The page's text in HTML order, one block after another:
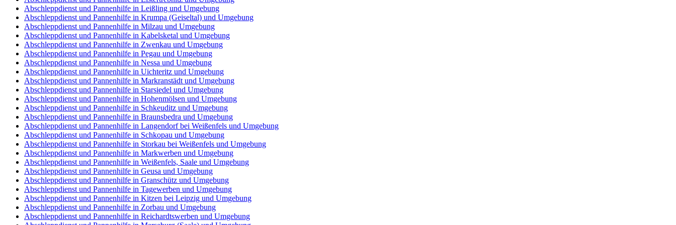
Abschleppdienst und Pannenhilfe in Leißling und Umgebung
Abschleppdienst und Pannenhilfe in Krumpa (Geiseltal) und Umgebung
Abschleppdienst und Pannenhilfe in Milzau und Umgebung
Abschleppdienst und Pannenhilfe in Kabelsketal und Umgebung
Abschleppdienst und Pannenhilfe in Zwenkau und Umgebung
Abschleppdienst und Pannenhilfe in Pegau und Umgebung
Abschleppdienst und Pannenhilfe in Nessa und Umgebung
Abschleppdienst und Pannenhilfe in Uichteritz und Umgebung
Abschleppdienst und Pannenhilfe in Markranstädt und Umgebung
Abschleppdienst und Pannenhilfe in Starsiedel und Umgebung
Abschleppdienst und Pannenhilfe in Hohenmölsen und Umgebung
Abschleppdienst und Pannenhilfe in Schkeuditz und Umgebung
Abschleppdienst und Pannenhilfe in Braunsbedra und Umgebung
Abschleppdienst und Pannenhilfe in Langendorf bei Weißenfels und Umgebung
Abschleppdienst und Pannenhilfe in Schkopau und Umgebung
Abschleppdienst und Pannenhilfe in Storkau bei Weißenfels und Umgebung
Abschleppdienst und Pannenhilfe in Markwerben und Umgebung
Abschleppdienst und Pannenhilfe in Weißenfels, Saale und Umgebung
Abschleppdienst und Pannenhilfe in Geusa und Umgebung
Abschleppdienst und Pannenhilfe in Granschütz und Umgebung
Abschleppdienst und Pannenhilfe in Tagewerben und Umgebung
Abschleppdienst und Pannenhilfe in Kitzen bei Leipzig und Umgebung
Abschleppdienst und Pannenhilfe in Zorbau und Umgebung
Abschleppdienst und Pannenhilfe in Reichardtswerben und Umgebung